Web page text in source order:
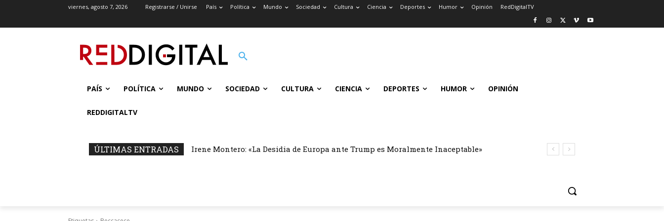
viernes, agosto 7, 2026 Registrarse / Unirse País Política Mundo Sociedad Cultura Ciencia Deportes Humor Opinión RedDigitalTV
PAÍS POLÍTICA MUNDO SOCIEDAD CULTURA CIENCIA DEPORTES HUMOR OPINIÓN
REDDIGITALTV
ÚLTIMAS ENTRADAS Irene Montero: «La Desidia de Europa ante Trump es Moralmente Inaceptable»